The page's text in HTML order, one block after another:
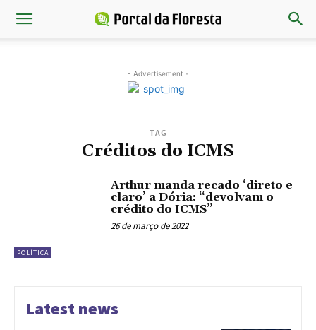
- Advertisement -
TAG
Créditos do ICMS
POLÍTICA
Arthur manda recado ‘direto e
claro’ a Dória: “devolvam o
crédito do ICMS”
26 de março de 2022
Latest news